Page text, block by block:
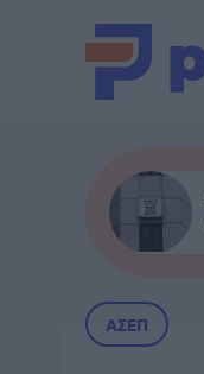
ΑΣΕΠ